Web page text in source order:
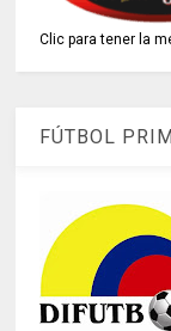
Clic para tener la
FÚTBOL